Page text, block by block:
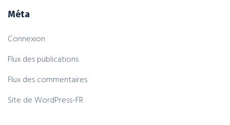
Méta
Connexion
Flux des publications
Flux des commentaires
Site de WordPress-FR